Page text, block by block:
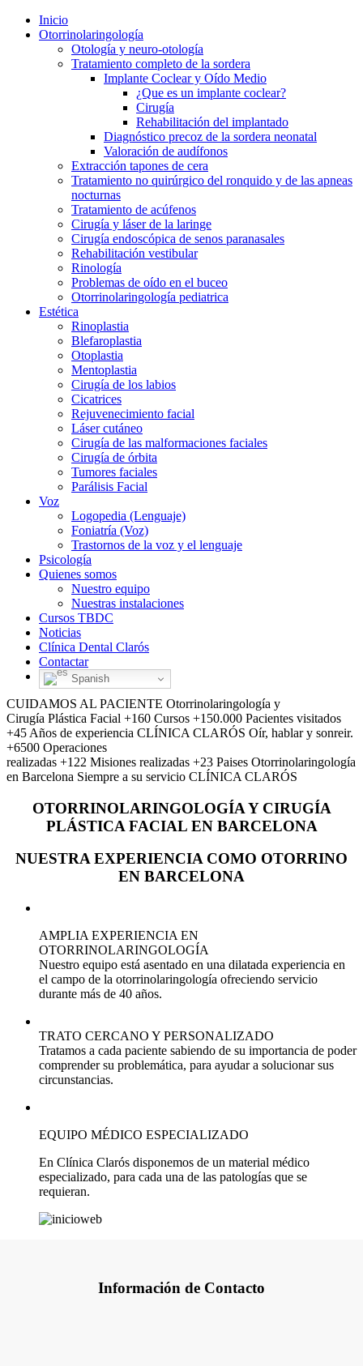
Inicio
Otorrinolaringología
Otología y neuro-otología
Tratamiento completo de la sordera
Implante Coclear y Oído Medio
¿Que es un implante coclear?
Cirugía
Rehabilitación del implantado
Diagnóstico precoz de la sordera neonatal
Valoración de audífonos
Extracción tapones de cera
Tratamiento no quirúrgico del ronquido y de las apneas
nocturnas
Tratamiento de acúfenos
Cirugía y láser de la laringe
Cirugía endoscópica de senos paranasales
Rehabilitación vestibular
Rinología
Problemas de oído en el buceo
Otorrinolaringología pediatrica
Estética
Rinoplastia
Blefaroplastia
Otoplastia
Mentoplastia
Cirugía de los labios
Cicatrices
Rejuvenecimiento facial
Láser cutáneo
Cirugía de las malformaciones faciales
Cirugía de órbita
Tumores faciales
Parálisis Facial
Voz
Logopedia (Lenguaje)
Foniatría (Voz)
Trastornos de la voz y el lenguaje
Psicología
Quienes somos
Nuestro equipo
Nuestras instalaciones
Cursos TBDC
Noticias
Clínica Dental Clarós
Contactar
Spanish
CUIDAMOS AL PACIENTE Otorrinolaringología y
Cirugía Plástica Facial +160 Cursos +150.000 Pacientes visitados
+45 Años de experiencia CLÍNICA CLARÓS Oír, hablar y sonreir.
+6500 Operaciones
realizadas +122 Misiones realizadas +23 Paises Otorrinolaringología
en Barcelona Siempre a su servicio CLÍNICA CLARÓS
OTORRINOLARINGOLOGÍA Y CIRUGÍA
PLÁSTICA FACIAL EN BARCELONA
NUESTRA EXPERIENCIA COMO OTORRINO
EN BARCELONA
AMPLIA EXPERIENCIA EN
OTORRINOLARINGOLOGÍA
Nuestro equipo está asentado en una dilatada experiencia en
el campo de la otorrinolaringología ofreciendo servicio
durante más de 40 años.
TRATO CERCANO Y PERSONALIZADO
Tratamos a cada paciente sabiendo de su importancia de poder
comprender su problemática, para ayudar a solucionar sus
circunstancias.
EQUIPO MÉDICO ESPECIALIZADO
En Clínica Clarós disponemos de un material médico
especializado, para cada una de las patologías que se
requieran.
Información de Contacto